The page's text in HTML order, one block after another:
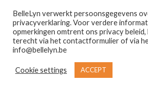
Winkel
Contact
Wie is Belle-Lyn ?
Enig resultaat
BelleLyn verwerkt persoonsgegevens
privacyverklaring. Voor verdere
opmerkingen omtrent ons privacy beleid,
terecht via het contactformulier of via
info@bellelyn.be
Cookie settings ACCEPT